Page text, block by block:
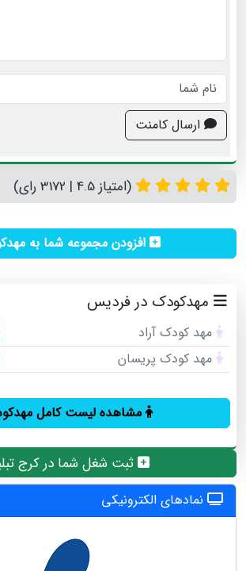
ارسال کامنت
(امتیاز 4.5 | 3172 رای)
افزودن مجموعه شما به
مهدکودک در فردیس
مهد کودک آراد
مهد کودک پریسان
مشاهده لیست کامل
ثبت شغل شما در کرج
نمادهای الکترونیکی